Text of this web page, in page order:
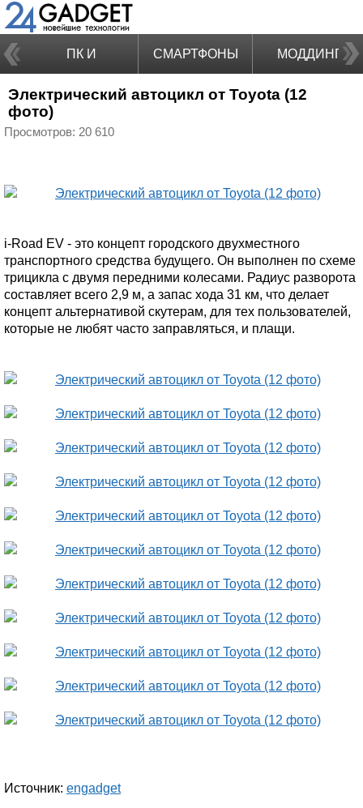
ПК И
НОУТБУКИ
СМАРТФОНЫ МОДДИНГ
Электрический автоцикл от Toyota (12
фото)
Просмотров: 20 610
i-Road EV - это концепт городского двухместного
транспортного средства будущего. Он выполнен по схеме
трицикла с двумя передними колесами. Радиус разворота
составляет всего 2,9 м, а запас хода 31 км, что делает
концепт альтернативой скутерам, для тех пользователей,
которые не любят часто заправляться, и плащи.
Источник: engadget